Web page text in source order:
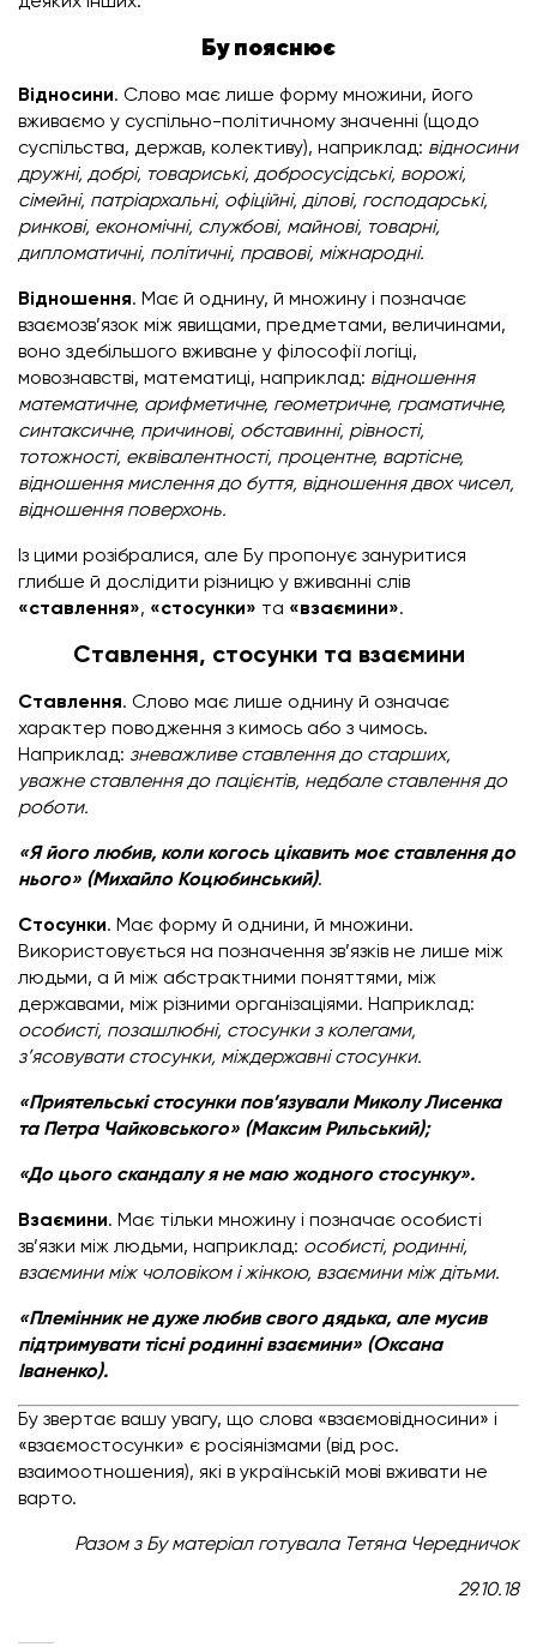
Бу пояснює
Відносини. Слово має лише форму множини, його
вживаємо у суспільно-політичному значенні (щодо
суспільства, держав, колективу), наприклад: відносини
дружні, добрі, товариські, добросусідські, ворожі,
сімейні, патріархальні, офіційні, ділові, господарські,
ринкові, економічні, службові, майнові, товарні,
дипломатичні, політичні, правові, міжнародні.
Відношення. Має й однину, й множину і позначає
взаємозв’язок між явищами, предметами, величинами,
воно здебільшого вживане у філософії логіці,
мовознавстві, математиці, наприклад: відношення
математичне, арифметичне, геометричне, граматичне,
синтаксичне, причинові, обставинні, рівності,
тотожності, еквівалентності, процентне, вартісне,
відношення мислення до буття, відношення двох чисел,
відношення поверхонь.
Із цими розібралися, але Бу пропонує зануритися
глибше й дослідити різницю у вживанні слів
«ставлення», «стосунки» та «взаємини».
Ставлення, стосунки та взаємини
Ставлення. Слово має лише однину й означає
характер поводження з кимось або з чимось.
Наприклад: зневажливе ставлення до старших,
уважне ставлення до пацієнтів, недбале ставлення до
роботи.
«Я його любив, коли когось цікавить моє ставлення до
нього» (Михайло Коцюбинський).
Стосунки. Має форму й однини, й множини.
Використовується на позначення зв’язків не лише між
людьми, а й між абстрактними поняттями, між
державами, між різними організаціями. Наприклад:
особисті, позашлюбні, стосунки з колегами,
з’ясовувати стосунки, міждержавні стосунки.
«Приятельські стосунки пов’язували Миколу Лисенка
та Петра Чайковського» (Максим Рильський);
«До цього скандалу я не маю жодного стосунку».
Взаємини. Має тільки множину і позначає особисті
зв’язки між людьми, наприклад: особисті, родинні,
взаємини між чоловіком і жінкою, взаємини між дітьми.
«Племінник не дуже любив свого дядька, але мусив
підтримувати тісні родинні взаємини» (Оксана
Іваненко).
Бу звертає вашу увагу, що слова «взаємовідносини» і
«взаємостосунки» є росіянізмами (від рос.
взаимоотношения), які в українській мові вживати не
варто.
Разом з Бу матеріал готувала Тетяна Чередничок
29.10.18